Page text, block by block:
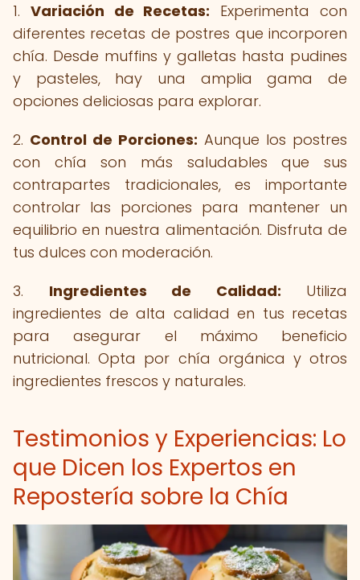
1. Variación de Recetas: Experimenta con
diferentes recetas de postres que incorporen
chía. Desde muffins y galletas hasta pudines
y pasteles, hay una amplia gama de
opciones deliciosas para explorar.
2. Control de Porciones: Aunque los postres
con chía son más saludables que sus
contrapartes tradicionales, es importante
controlar las porciones para mantener un
equilibrio en nuestra alimentación. Disfruta de
tus dulces con moderación.
3. Ingredientes de Calidad: Utiliza
ingredientes de alta calidad en tus recetas
para asegurar el máximo beneficio
nutricional. Opta por chía orgánica y otros
ingredientes frescos y naturales.
Testimonios y Experiencias: Lo
que Dicen los Expertos en
Repostería sobre la Chía